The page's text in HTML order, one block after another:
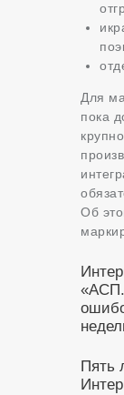
Для
пока
Об
Пять